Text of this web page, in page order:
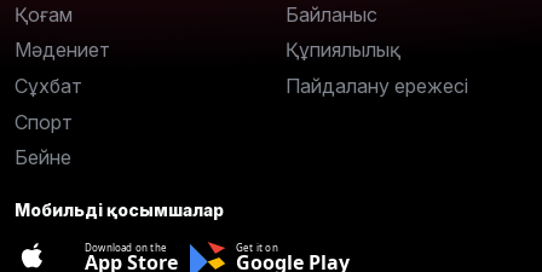
Қоғам
Мәдениет
Сұхбат
Спорт
Бейне
Байланыс
Құпиялылық
Пайдалану ережесі
Мобильді қосымшалар
Download on the
App Store
Get it on
Google Play